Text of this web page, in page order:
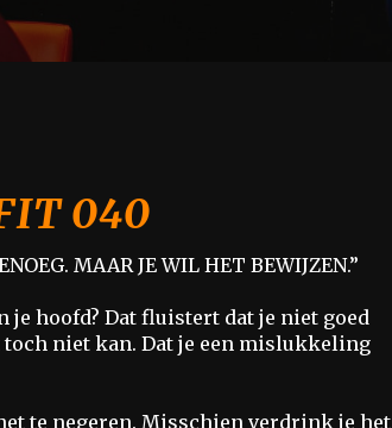
040
MAAR JE WIL HET BEWIJZEN.”
je hoofd? Dat fluistert dat je niet goed
toch niet kan. Dat je een mislukkeling
te negeren. Misschien verdrink je het